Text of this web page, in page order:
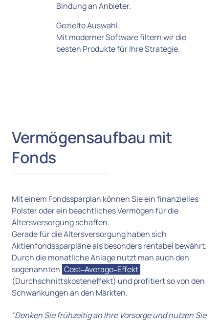
Bindung an Anbieter.
Gezielte Auswahl:
Mit moderner Software filtern wir die
besten Produkte für Ihre Strategie.
Vermögensaufbau mit
Fonds
Mit einem Fondssparplan können Sie ein finanzielles
Polster oder ein beachtliches Vermögen für die
Altersversorgung schaffen.
Gerade für die Altersversorgung haben sich
Aktienfondssparpläne als besonders rentabel bewährt.
Durch die monatliche Anlage nutzt man auch den
sogenannten Cost‒Average‒Effekt
(Durchschnittskosteneffekt) und profitiert so von den
Schwankungen an den Märkten.
"Denken Sie frühzeitig an Ihre Vorsorge und nutzen Sie